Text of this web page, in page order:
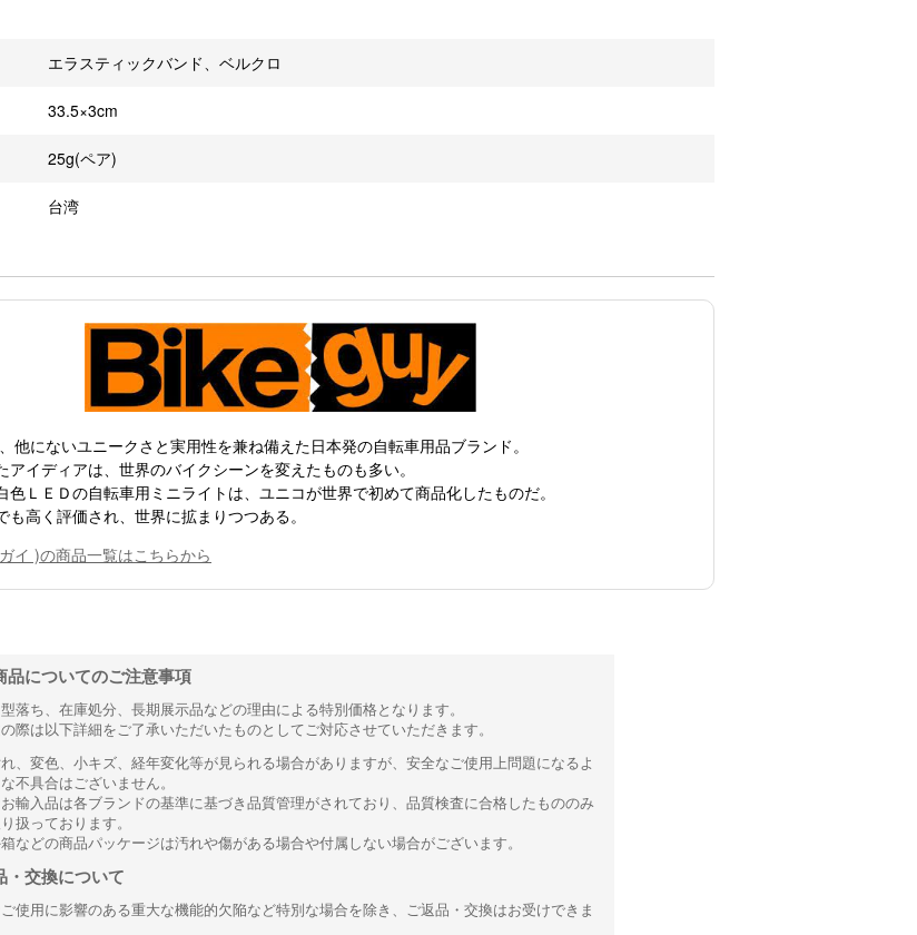
エラスティックバンド、ベルクロ
33.5×3cm
25g(ペア)
台湾
他にないユニークさと実用性を兼ね備えた日本発の自転車用品ブランド。
アイディアは、世界のバイクシーンを変えたものも多い。
色ＬＥＤの自転車用ミニライトは、ユニコが世界で初めて商品化したものだ。
も高く評価され、世界に拡まりつつある。
イ )の商品一覧はこちらから
品についてのご注意事項
落ち、在庫処分、長期展示品などの理由による特別価格となります。
際は以下詳細をご了承いただいたものとしてご対応させていただきます。
、変色、小キズ、経年変化等が見られる場合がありますが、安全なご使用上問題になるよ
不具合はございません。
輸入品は各ブランドの基準に基づき品質管理がされており、品質検査に合格したもののみ
扱っております。
などの商品パッケージは汚れや傷がある場合や付属しない場合がございます。
・交換について
使用に影響のある重大な機能的欠陥など特別な場合を除き、ご返品・交換はお受けできま